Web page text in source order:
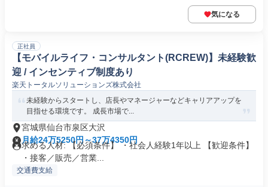
気になる
正社員
【モバイルライフ・コンサルタント(RCREW)】未経験歓
迎 / インセンティブ制度あり
楽天トータルソリューションズ株式会社
未経験からスタートし、店長やマネージャーなどキャリアアップを
目指せる環境です。 成長市場で...
宮城県仙台市泉区大沢
月給24万5250円～37万4350円
求める人材: 【必須条件】 ・社会人経験1年以上 【歓迎条件】
・接客／販売／営業...
交通費支給